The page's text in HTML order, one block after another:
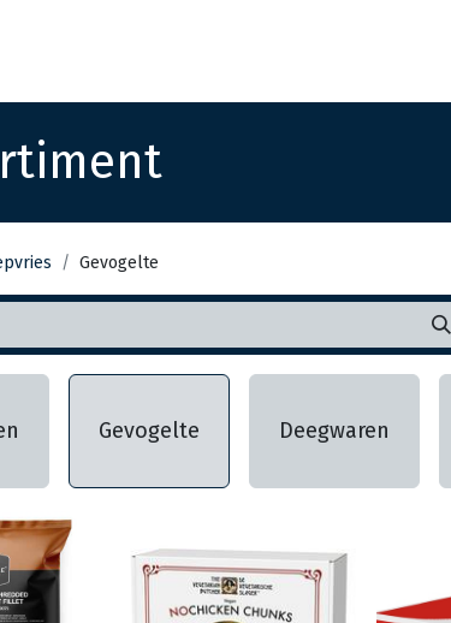
Gevogelte
Gevogelte Deegwaren